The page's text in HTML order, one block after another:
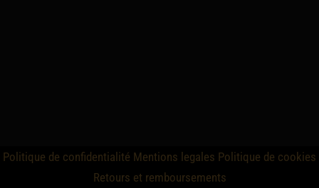
Politique de confidentialité Mentions legales Politique de cookies
Retours et remboursements